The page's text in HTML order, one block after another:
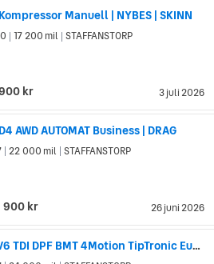
Manuell | NYBES | SKINN
3 juli 2026
17 200 mil STAFFANSTORP
kr
AWD AUTOMAT Business | DRAG
26 juni 2026
22 000 mil STAFFANSTORP
900 kr
Volkswagen Touareg 3.0 V6 TDI DPF BMT 4Motion TipTronic Euro 6